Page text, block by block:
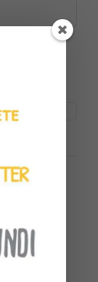
leyendo
e
las